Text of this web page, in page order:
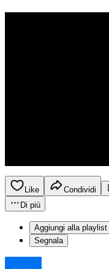
Like Condividi
Di più
Aggiungi alla playlist
Segnala